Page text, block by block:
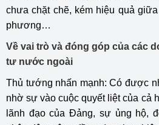
chưa chặt chẽ, kém hiệu quả
phương…
Về vai trò và đóng góp của các
tư nước ngoài
Thủ tướng nhấn mạnh: Có được
nhờ sự vào cuộc quyết liệt của cả
lãnh đạo của Đảng, sự ủng hộ,